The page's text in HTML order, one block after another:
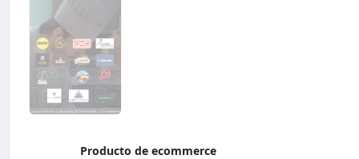
Producto de ecommerce